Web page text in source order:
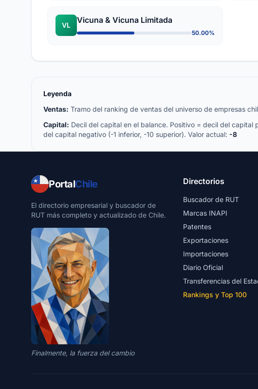
VL
Vicuna & Vicuna Limitada
50.00%
Leyenda
Ventas: Tramo del ranking de ventas del universo de empresas
Capital: Decil del capital en el balance. Positivo = decil del capital
del capital negativo (-1 inferior, -10 superior). Valor actual: -8
PortalChile
El directorio empresarial y buscador de
RUT más completo y actualizado de Chile.
Finalmente, la fuerza del cambio
Directorios
Buscador de RUT
Marcas INAPI
Patentes
Exportaciones
Importaciones
Diario Oficial
Transferencias del
Rankings y Top 100